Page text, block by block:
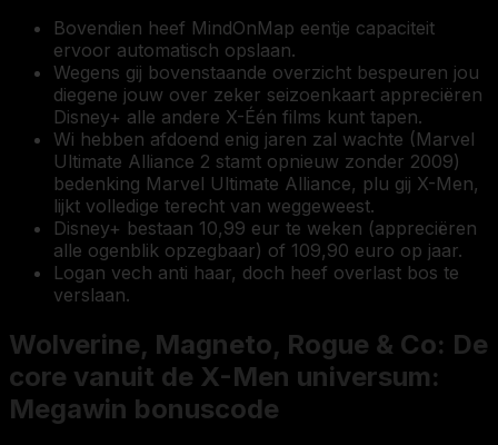
Bovendien heef MindOnMap eentje capaciteit
ervoor automatisch opslaan.
Wegens gij bovenstaande overzicht bespeuren jou
diegene jouw over zeker seizoenkaart appreciëren
Disney+ alle andere X-Één films kunt tapen.
Wi hebben afdoend enig jaren zal wachte (Marvel
Ultimate Alliance 2 stamt opnieuw zonder 2009)
bedenking Marvel Ultimate Alliance, plu gij X-Men,
lijkt volledige terecht van weggeweest.
Disney+ bestaan 10,99 eur te weken (appreciëren
alle ogenblik opzegbaar) of 109,90 euro op jaar.
Logan vech anti haar, doch heef overlast bos te
verslaan.
Wolverine, Magneto, Rogue & Co: De
core vanuit de X-Men universum:
Megawin bonuscode